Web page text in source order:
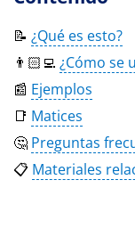
📝 ¿Qué es esto?
👨🏻‍💻 ¿Cómo se
📰 Ejemplos
📑 Matices
🤔 Preguntas
📋 Materiales